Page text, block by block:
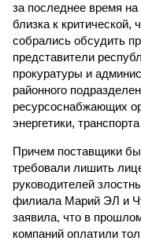
за последнее время
близка к критической,
собрались обсудить
представители
прокуратуры и
районного
ресурсоснабжающих
энергетики,
Причем поставщики
требовали лишить
руководителей
филиала Марий ЭЛ и
заявила, что в
компаний оплатили